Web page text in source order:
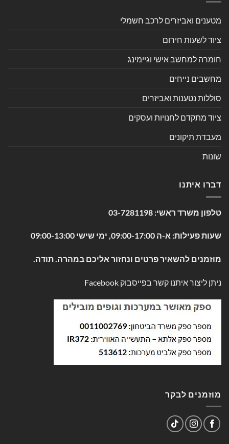
מטענים ואביזרים לרכב חשמלי
ציוד לשעות חירום
חומרה למחשב אישי וגיימינג
מחשבים נייחים
סוללות נטענות ואביזרים
ציוד מתקדם לחנויות ועסקים
מעבדת תיקונים
שונות
דברו איתנו
טלפון משרד ראשי: 03-7281198
שעות פעילות: א-ה 09:00-17:00, ימי שישי 09:00-13:00
מוזמנים להשאיר פרטים ונחזור אליכם במהרה. תודה.
ניתן ליצור איתנו קשר בפייסבוק Facebook
מוזמנים לבקר